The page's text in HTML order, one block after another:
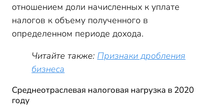
отношением доли начисленных к уплате
налогов к объему полученного в
определенном периоде дохода.
Читайте также: Признаки дробления
бизнеса
Среднеотраслевая налоговая нагрузка в 2020
году